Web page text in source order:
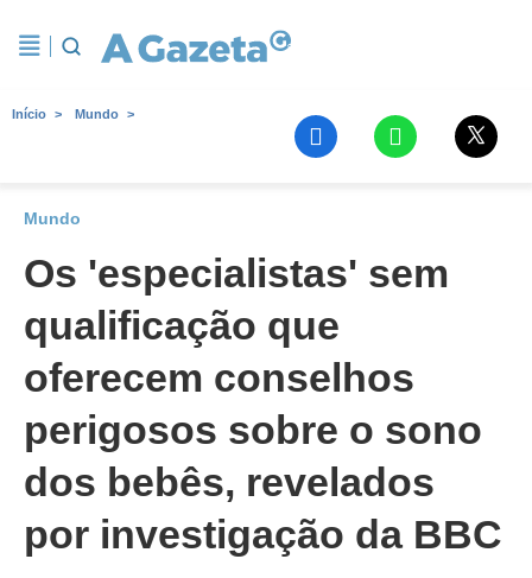
Início Mundo
Mundo
Os 'especialistas' sem
qualificação que
oferecem conselhos
perigosos sobre o sono
dos bebês, revelados
por investigação da BBC